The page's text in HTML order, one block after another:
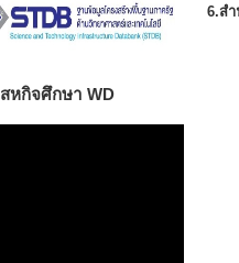
สหกิจศึกษา WD
6.ส